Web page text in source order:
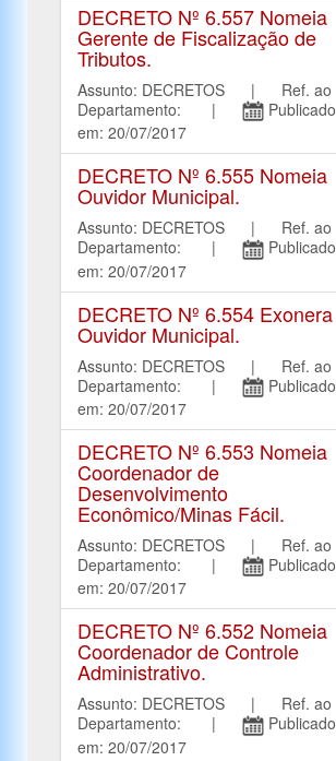
DECRETO Nº 6.557 Nomeia
Gerente de Fiscalização de
Tributos.
Assunto: DECRETOS | Ref. ao
Departamento: |
Publicado
em: 20/07/2017
DECRETO Nº 6.555 Nomeia
Ouvidor Municipal.
Assunto: DECRETOS | Ref. ao
Departamento: |
Publicado
em: 20/07/2017
DECRETO Nº 6.554 Exonera
Ouvidor Municipal.
Assunto: DECRETOS | Ref. ao
Departamento: |
Publicado
em: 20/07/2017
DECRETO Nº 6.553 Nomeia
Coordenador de
Desenvolvimento
Econômico/Minas Fácil.
Assunto: DECRETOS | Ref. ao
Departamento: |
Publicado
em: 20/07/2017
DECRETO Nº 6.552 Nomeia
Coordenador de Controle
Administrativo.
Assunto: DECRETOS | Ref. ao
Departamento: |
Publicado
em: 20/07/2017